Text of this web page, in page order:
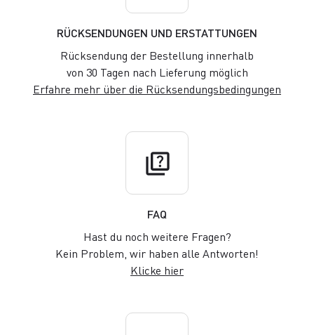
RÜCKSENDUNGEN UND ERSTATTUNGEN
Rücksendung der Bestellung innerhalb
von 30 Tagen nach Lieferung möglich
Erfahre mehr über die Rücksendungsbedingungen
quiz
FAQ
Hast du noch weitere Fragen?
Kein Problem, wir haben alle Antworten!
Klicke hier